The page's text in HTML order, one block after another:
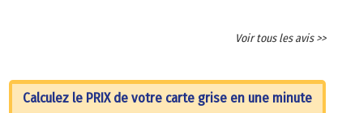
Voir tous les avis >>
Calculez le PRIX de votre carte grise en une minute